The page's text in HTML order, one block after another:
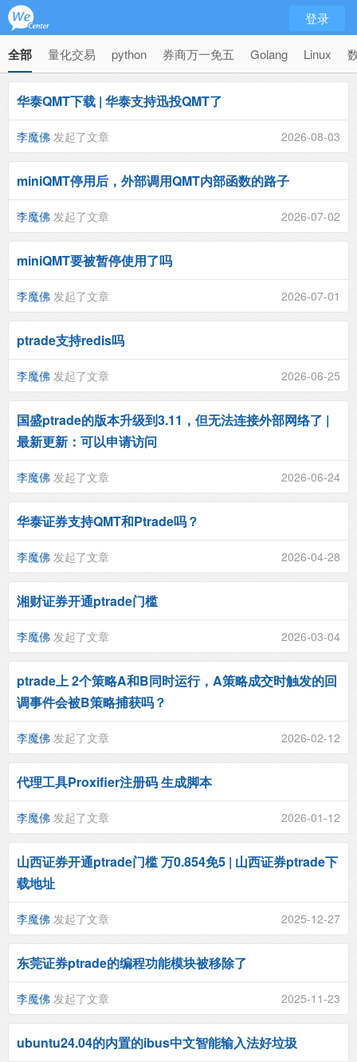
登录
全部 量化交易 python 券商万一免五 Golang Linux
华泰QMT下载 | 华泰支持迅投QMT了
李魔佛 发起了文章 2026-08-03
miniQMT停用后，外部调用QMT内部函数的路子
李魔佛 发起了文章 2026-07-02
miniQMT要被暂停使用了吗
李魔佛 发起了文章 2026-07-01
ptrade支持redis吗
李魔佛 发起了文章 2026-06-25
国盛ptrade的版本升级到3.11，但无法连接外部网络了 |
最新更新：可以申请访问
李魔佛 发起了文章 2026-06-24
华泰证券支持QMT和Ptrade吗？
李魔佛 发起了文章 2026-04-28
湘财证券开通ptrade门槛
李魔佛 发起了文章 2026-03-04
ptrade上 2个策略A和B同时运行，A策略成交时触发的回
调事件会被B策略捕获吗？
李魔佛 发起了文章 2026-02-12
代理工具Proxifier注册码 生成脚本
李魔佛 发起了文章 2026-01-12
山西证券开通ptrade门槛 万0.854免5 | 山西证券ptrade下
载地址
李魔佛 发起了文章 2025-12-27
东莞证券ptrade的编程功能模块被移除了
李魔佛 发起了文章 2025-11-23
ubuntu24.04的内置的ibus中文智能输入法好垃圾